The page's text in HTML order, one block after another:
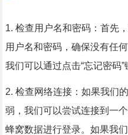
1. 检查用户名和密码：首先
用户名和密码，确保没有任
我们可以通过点击“忘记密码”
2. 检查网络连接：如果我们
弱，我们可以尝试连接到一
蜂窝数据进行登录。如果我